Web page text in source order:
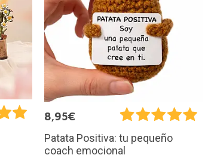
8,95€
Patata Positiva: tu pequeño
coach emocional